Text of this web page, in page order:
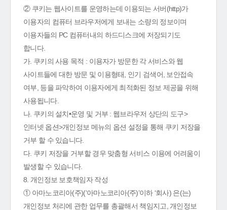
② 쿠키는 웹사이트를 운영하는데 이용되는 서버(http)가
이용자의 컴퓨터 브라우저에게 보내는 소량의 정보이며
이용자들의 PC 컴퓨터내의 하드디스크에 저장되기도
합니다.
가. 쿠키의 사용 목적 : 이용자가 방문한 각 서비스와 웹
사이트들에 대한 방문 및 이용형태, 인기 검색어, 보안접속
여부, 등을 파악하여 이용자에게 최적화된 정보 제공을 위해
사용됩니다.
나. 쿠키의 설치•운영 및 거부 : 웹브라우저 상단의 도구>
인터넷 옵션>개인정보 메뉴의 옵션 설정을 통해 쿠키 저장을
거부 할 수 있습니다.
다. 쿠키 저장을 거부할 경우 맞춤형 서비스 이용에 어려움이
발생할 수 있습니다.
8. 개인정보 보호책임자 작성
① 아마노코리아(주)(‘아마노코리아(주)’이하 ‘회사) 은(는)
개인정보 처리에 관한 업무를 총괄해서 책임지고, 개인정보